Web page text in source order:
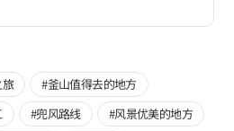
#釜山值得去的地方
#兜风路线
#风景优美的地方